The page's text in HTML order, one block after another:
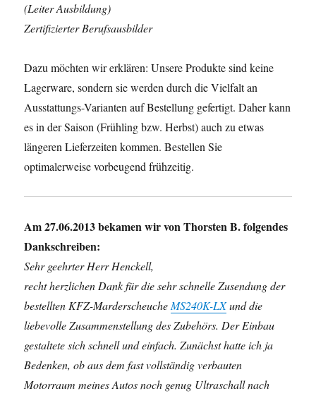
(Leiter Ausbildung)
Zertifizierter Berufsausbilder
Dazu möchten wir erklären: Unsere Produkte sind keine
Lagerware, sondern sie werden durch die Vielfalt an
Ausstattungs-Varianten auf Bestellung gefertigt. Daher kann
es in der Saison (Frühling bzw. Herbst) auch zu etwas
längeren Lieferzeiten kommen. Bestellen Sie
optimalerweise vorbeugend frühzeitig.
Am 27.06.2013 bekamen wir von Thorsten B. folgendes
Dankschreiben:
Sehr geehrter Herr Henckell,
recht herzlichen Dank für die sehr schnelle Zusendung der
bestellten KFZ-Marderscheuche MS240K-LXund die
liebevolle Zusammenstellung des Zubehörs. Der Einbau
gestaltete sich schnell und einfach. Zunächst hatte ich ja
Bedenken, ob aus dem fast vollständig verbauten
Motorraum meines Autos noch genug Ultraschall nach